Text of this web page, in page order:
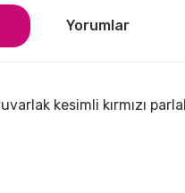
Yorumlar
kesimli kırmızı